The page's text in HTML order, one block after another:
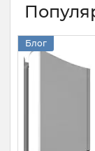
Блог